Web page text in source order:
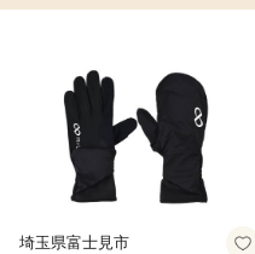
埼玉県富士見市